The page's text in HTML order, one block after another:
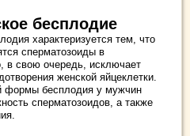
бесплодие
характеризуется тем, что
сперматозоиды в
в свою очередь, исключает
женской яйцеклетки.
формы бесплодия у мужчин
сперматозоидов, а также